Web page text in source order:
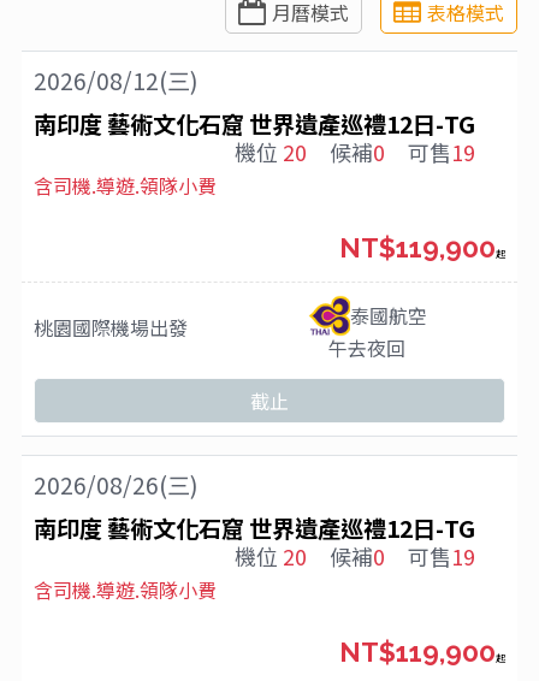
月曆模式 表格模式
2026/08/12(三)
南印度 藝術文化石窟 世界遺產巡禮12日-TG
機位 20 候補0 可售19
含司機.導遊.領隊小費
桃園國際機場出發
泰國航空
午去夜回
NT$119,900起
截止
2026/08/26(三)
南印度 藝術文化石窟 世界遺產巡禮12日-TG
機位 20 候補0 可售19
含司機.導遊.領隊小費
NT$119,900起